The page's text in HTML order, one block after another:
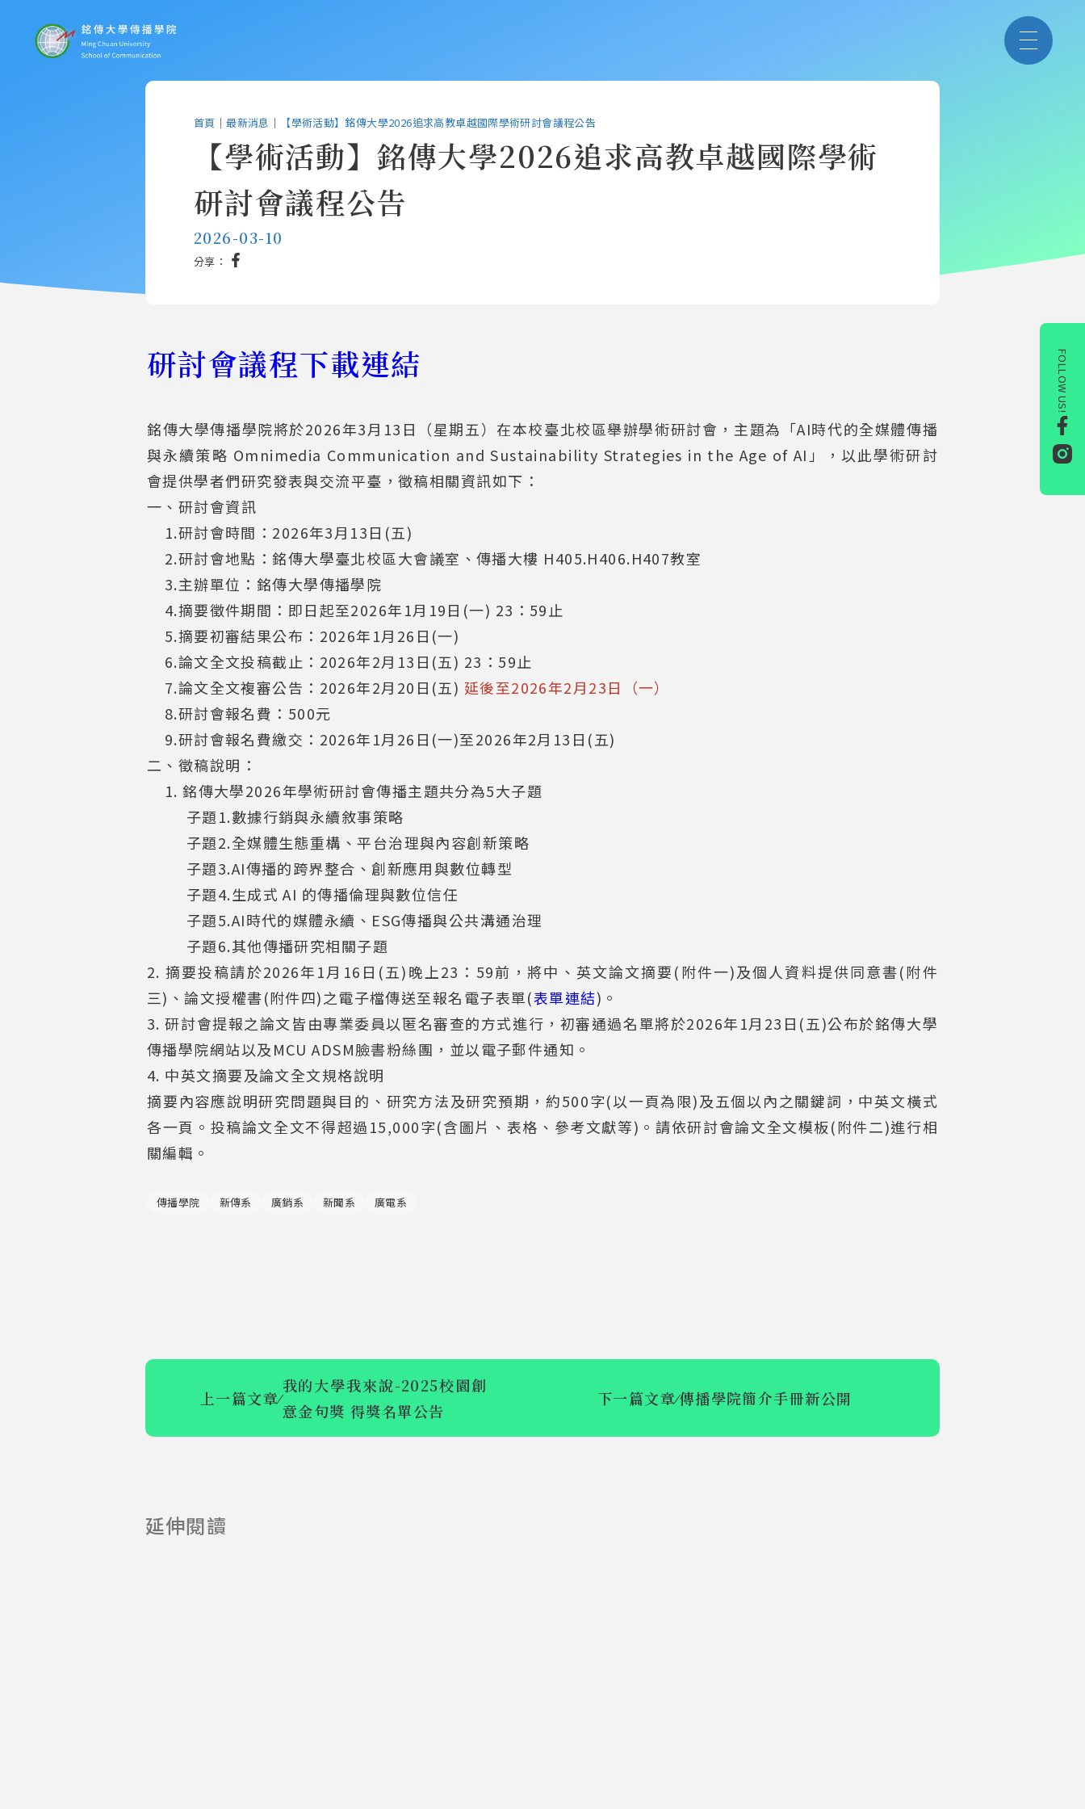
FOLLOW US!
首頁 ｜最新消息 ｜ 【學術活動】銘傳大學2026追求高教卓越國際學術研討會議程公告
【學術活動】銘傳大學2026追求高教卓越國際學術
研討會議程公告
2026-03-10
分享：
研討會議程下載連結
銘傳大學傳播學院將於2026年3月13日（星期五）在本校臺北校區舉辦學術研討會，主題為「AI時代的全媒體傳播
與永續策略 Omnimedia Communication and Sustainability Strategies in the Age of AI」，以此學術研討
會提供學者們研究發表與交流平臺，徵稿相關資訊如下：
一、研討會資訊
1.研討會時間：2026年3月13日(五)
2.研討會地點：銘傳大學臺北校區大會議室、傳播大樓 H405.H406.H407教室
3.主辦單位：銘傳大學傳播學院
4.摘要徵件期間：即日起至2026年1月19日(一) 23：59止
5.摘要初審結果公布：2026年1月26日(一)
6.論文全文投稿截止：2026年2月13日(五) 23：59止
7.論文全文複審公告： 2026年2月20日(五) 延後至2026年2月23日（一）
8.研討會報名費：500元
9.研討會報名費繳交：2026年1月26日(一)至2026年2月13日(五)
二、徵稿說明：
1. 銘傳大學2026年學術研討會傳播主題共分為5大子題
子題1.數據行銷與永續敘事策略
子題2.全媒體生態重構、平台治理與內容創新策略
子題3.AI傳播的跨界整合、創新應用與數位轉型
子題4.生成式 AI 的傳播倫理與數位信任
子題5.AI時代的媒體永續、ESG傳播與公共溝通治理
子題6.其他傳播研究相關子題
2. 摘要投稿請於2026年1月16日(五)晚上23：59前，將中、英文論文摘要(附件一)及個人資料提供同意書(附件
三)、論文授權書(附件四)之電子檔傳送至報名電子表單(表單連結)。
3. 研討會提報之論文皆由專業委員以匿名審查的方式進行，初審通過名單將於2026年1月23日(五)公布於銘傳大學
傳播學院網站以及MCU ADSM臉書粉絲團，並以電子郵件通知。
4. 中英文摘要及論文全文規格說明
摘要內容應說明研究問題與目的、研究方法及研究預期，約500字(以一頁為限)及五個以內之關鍵詞，中英文橫式
各一頁。投稿論文全文不得超過15,000字(含圖片、表格、參考文獻等)。請依研討會論文全文模板(附件二)進行相
關編輯。
傳播學院 新傳系 廣銷系 新聞系 廣電系
上一篇文章⁄
我的大學我來說-2025校園創
意金句獎 得獎名單公告
下一篇文章⁄傳播學院簡介手冊新公開
延伸閱讀
說-校園創意